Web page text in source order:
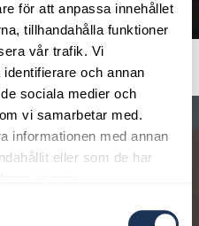
för att anpassa innehållet
tillhandahålla funktioner
vår trafik. Vi
och annan
sociala medier och
vi samarbetar med.
informationen med annan
eller som de har